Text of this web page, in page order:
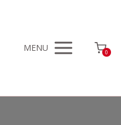
MENU 0